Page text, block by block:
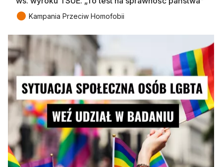
● Kampania Przeciw Homofobii